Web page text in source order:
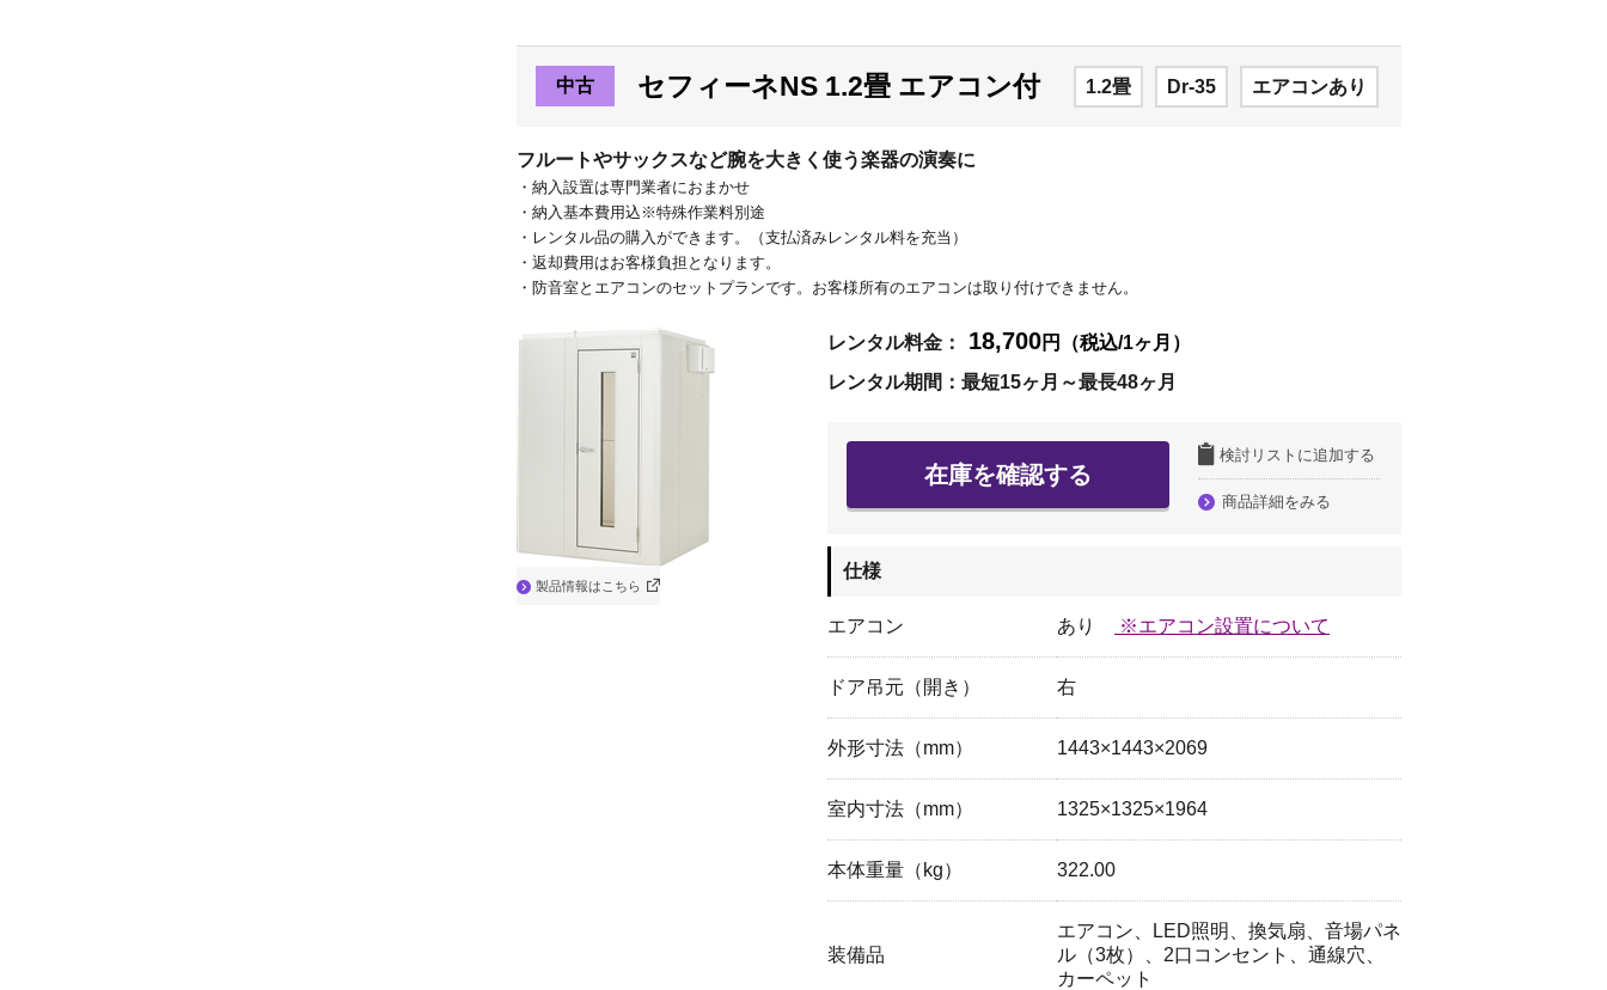
中古 セフィーネNS 1.2畳 エアコン付 1.2畳 Dr-35 エアコンあり
フルートやサックスなど腕を大きく使う楽器の演奏に
・納入設置は専門業者におまかせ
・納入基本費用込※特殊作業料別途
・レンタル品の購入ができます。（支払済みレンタル料を充当）
・返却費用はお客様負担となります。
・防音室とエアコンのセットプランです。お客様所有のエアコンは取り付けできません。
製品情報はこちら
レンタル料金： 18,700円（税込/1ヶ月）
レンタル期間：最短15ヶ月～最長48ヶ月
在庫を確認する
検討リストに追加する
商品詳細をみる
仕様
エアコン あり ※エアコン設置について
ドア吊元（開き） 右
外形寸法（mm） 1443×1443×2069
室内寸法（mm） 1325×1325×1964
本体重量（kg） 322.00
装備品
エアコン、LED照明、換気扇、音場パネ
ル（3枚）、2口コンセント、通線穴、
カーペット